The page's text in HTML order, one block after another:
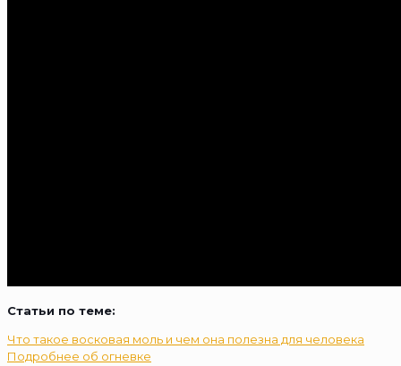
Статьи по теме:
Что такое восковая моль и чем она полезна для человека
Подробнее об огневке